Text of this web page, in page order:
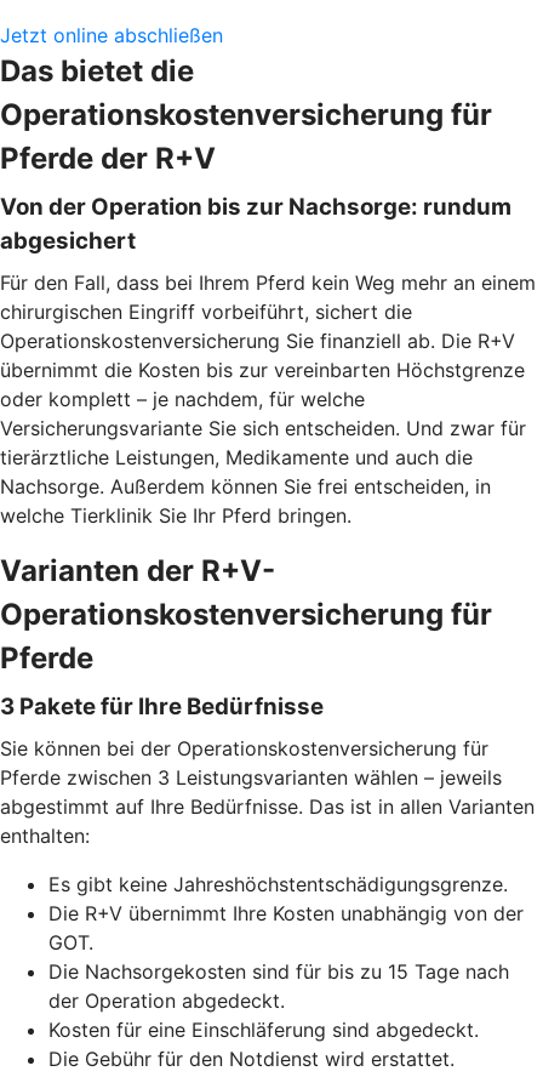
Jetzt online abschließen
Das bietet die
Operationskostenversicherung für
Pferde der R+V
Von der Operation bis zur Nachsorge: rundum
abgesichert
Für den Fall, dass bei Ihrem Pferd kein Weg mehr an einem
chirurgischen Eingriff vorbeiführt, sichert die
Operationskostenversicherung Sie finanziell ab. Die R+V
übernimmt die Kosten bis zur vereinbarten Höchstgrenze
oder komplett – je nachdem, für welche
Versicherungsvariante Sie sich entscheiden. Und zwar für
tierärztliche Leistungen, Medikamente und auch die
Nachsorge. Außerdem können Sie frei entscheiden, in
welche Tierklinik Sie Ihr Pferd bringen.
Varianten der R+V-
Operationskostenversicherung für
Pferde
3 Pakete für Ihre Bedürfnisse
Sie können bei der Operationskostenversicherung für
Pferde zwischen 3 Leistungsvarianten wählen – jeweils
abgestimmt auf Ihre Bedürfnisse. Das ist in allen Varianten
enthalten:
Es gibt keine Jahreshöchstentschädigungsgrenze.
Die R+V übernimmt Ihre Kosten unabhängig von der
GOT.
Die Nachsorgekosten sind für bis zu 15 Tage nach
der Operation abgedeckt.
Kosten für eine Einschläferung sind abgedeckt.
Die Gebühr für den Notdienst wird erstattet.